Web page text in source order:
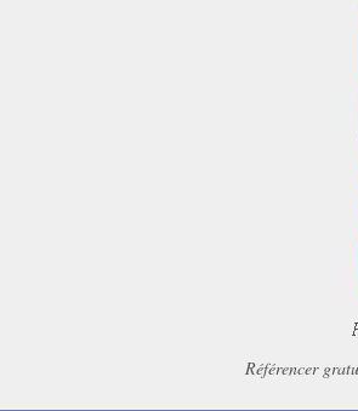
Référencer